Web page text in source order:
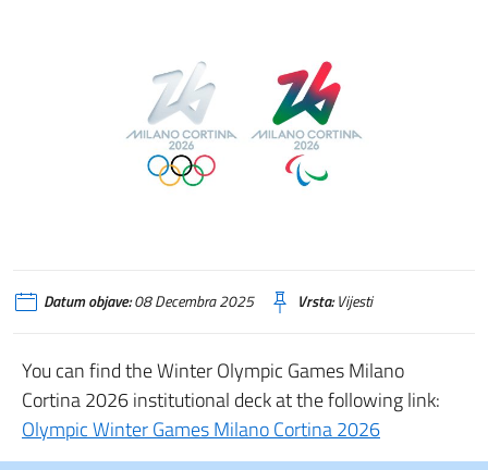
Datum objave:08 Decembra 2025 Vrsta:Vijesti
You can find the Winter Olympic Games Milano
Cortina 2026 institutional deck at the following link:
Olympic Winter Games Milano Cortina 2026